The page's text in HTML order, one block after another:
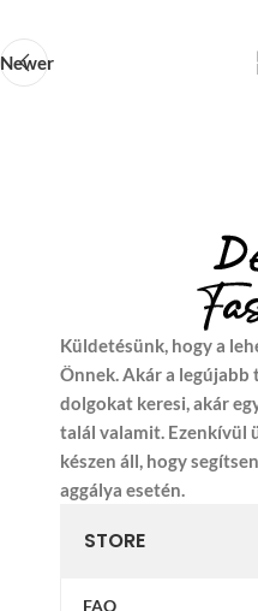
Newer
Küldetésünk, hogy a
Önnek. Akár a legújabb
dolgokat keresi, akár
talál valamit. Ezenkívül
készen áll, hogy
aggálya esetén.
STORE
FAQ